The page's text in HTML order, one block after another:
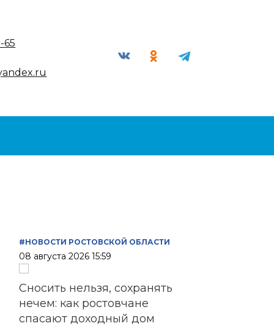
65
#НОВОСТИ РОСТОВСКОЙ ОБЛАСТИ
08 августа 2026 15:59
Сносить нельзя, сохранять
нечем: как ростовчане
спасают доходный дом